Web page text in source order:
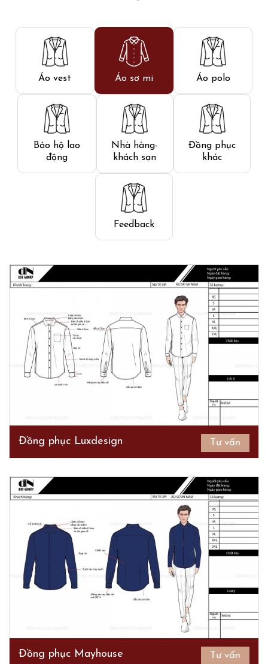
Áo vest Áo sơ mi Áo polo
Bảo hộ lao
động
Nhà hàng-
khách sạn
Đồng phục
khác
Feedback
Đồng phục Luxdesign Tư vấn
Đồng phục Mayhouse Tư vấn